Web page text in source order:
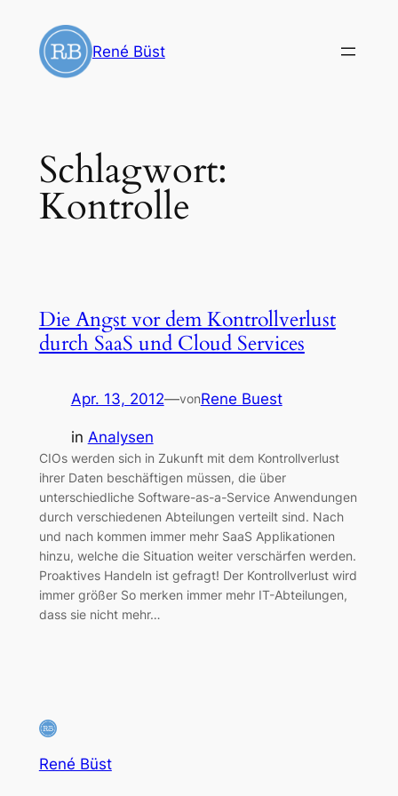
Inhalt
springen
René Büst
Schlagwort:
Kontrolle
Die Angst vor dem Kontrollverlust
durch SaaS und Cloud Services
Apr. 13, 2012—vonRene Buest
in Analysen
CIOs werden sich in Zukunft mit dem Kontrollverlust
ihrer Daten beschäftigen müssen, die über
unterschiedliche Software-as-a-Service Anwendungen
durch verschiedenen Abteilungen verteilt sind. Nach
und nach kommen immer mehr SaaS Applikationen
hinzu, welche die Situation weiter verschärfen werden.
Proaktives Handeln ist gefragt! Der Kontrollverlust wird
immer größer So merken immer mehr IT-Abteilungen,
dass sie nicht mehr…
René Büst